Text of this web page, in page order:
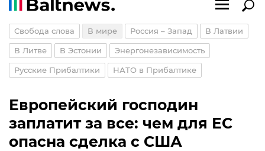
Свобода слова В мире Россия – Запад В Латвии
В Литве В Эстонии Энергонезависимость
Русские Прибалтики НАТО в Прибалтике
Европейский господин
заплатит за все: чем для ЕС
опасна сделка с США